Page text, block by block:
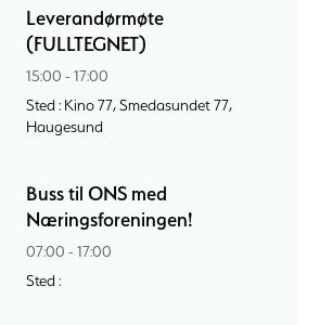
Leverandørmøte
(FULLTEGNET)
15:00 - 17:00
Sted : Kino 77, Smedasundet 77,
Haugesund
Buss til ONS med
Næringsforeningen!
07:00 - 17:00
Sted :